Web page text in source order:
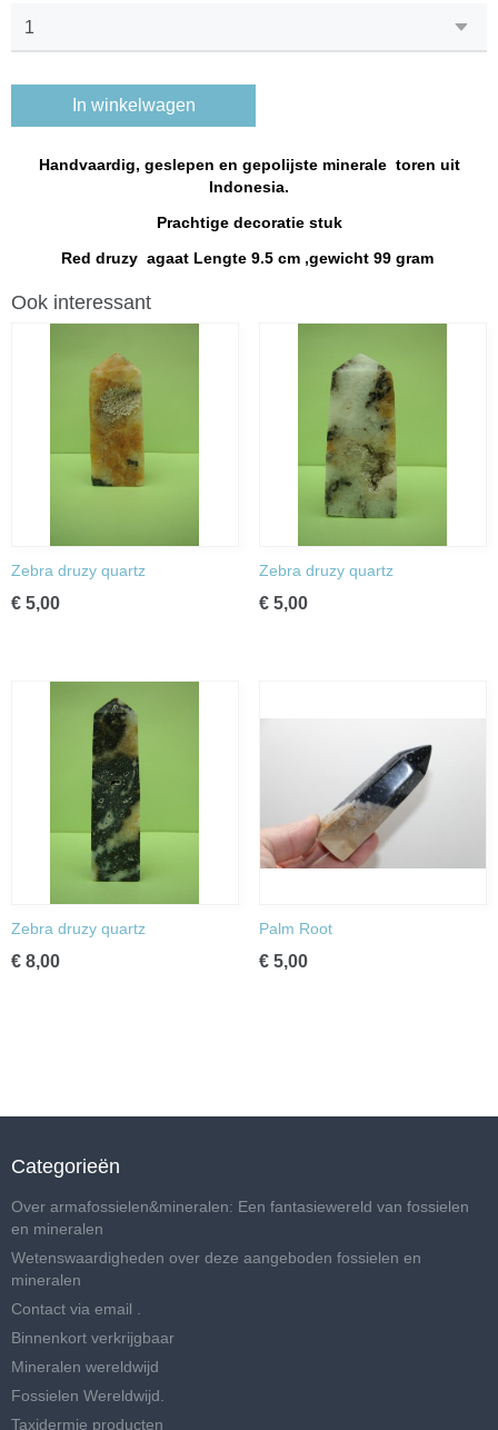
In winkelwagen
Handvaardig, geslepen en gepolijste minerale toren uit
Indonesia.
Prachtige decoratie stuk
Red druzy agaat Lengte 9.5 cm ,gewicht 99 gram
Ook interessant
Zebra druzy quartz
€ 5,00
Zebra druzy quartz
€ 5,00
Zebra druzy quartz
€ 8,00
Palm Root
€ 5,00
Categorieën
Over armafossielen&mineralen: Een fantasiewereld van fossielen
en mineralen
Wetenswaardigheden over deze aangeboden fossielen en
mineralen
Contact via email .
Binnenkort verkrijgbaar
Mineralen wereldwijd
Fossielen Wereldwijd.
Taxidermie producten